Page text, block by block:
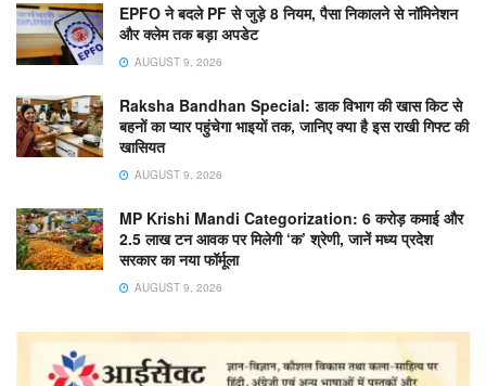
EPFO ने बदले PF से जुड़े 8 नियम, पैसा निकालने से नॉमिनेशन
और क्लेम तक बड़ा अपडेट
AUGUST 9, 2026
Raksha Bandhan Special: डाक विभाग की खास किट से
बहनों का प्यार पहुंचेगा भाइयों तक, जानिए क्या है इस राखी गिफ्ट की
खासियत
AUGUST 9, 2026
MP Krishi Mandi Categorization: 6 करोड़ कमाई और
2.5 लाख टन आवक पर मिलेगी ‘क’ श्रेणी, जानें मध्य प्रदेश
सरकार का नया फॉर्मूला
AUGUST 9, 2026